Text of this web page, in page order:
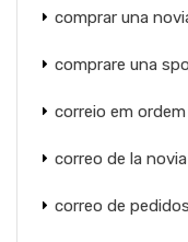
comprar una
comprare una
correio em
correo de la
correo de